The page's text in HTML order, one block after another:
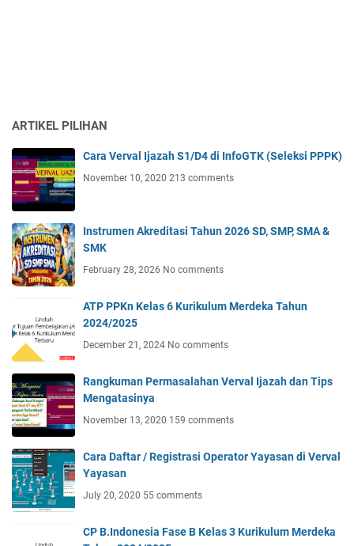
ARTIKEL PILIHAN
Cara Verval Ijazah S1/D4 di InfoGTK (Seleksi PPPK)
November 10, 2020 213 comments
Instrumen Akreditasi Tahun 2026 SD, SMP, SMA &
SMK
February 28, 2026 No comments
ATP PPKn Kelas 6 Kurikulum Merdeka Tahun
2024/2025
December 21, 2024 No comments
Rangkuman Permasalahan Verval Ijazah dan Tips
Mengatasinya
November 13, 2020 159 comments
Cara Daftar / Registrasi Operator Yayasan di Verval
Yayasan
July 20, 2020 55 comments
CP B.Indonesia Fase B Kelas 3 Kurikulum Merdeka